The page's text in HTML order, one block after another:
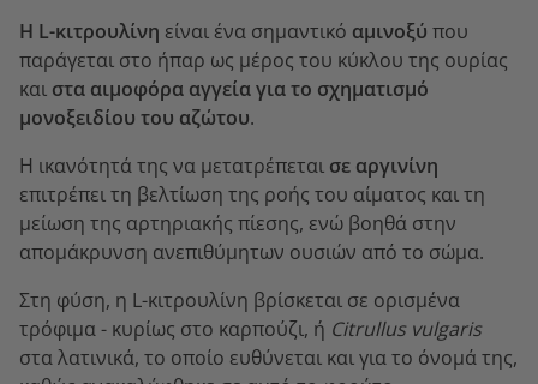
Η L-κιτρουλίνη είναι ένα σημαντικό αμινοξύ που
παράγεται στο ήπαρ ως μέρος του κύκλου της ουρίας
και στα αιμοφόρα αγγεία για το σχηματισμό
μονοξειδίου του αζώτου.
Η ικανότητά της να μετατρέπεται σε αργινίνη
επιτρέπει τη βελτίωση της ροής του αίματος και τη
μείωση της αρτηριακής πίεσης, ενώ βοηθά στην
απομάκρυνση ανεπιθύμητων ουσιών από το σώμα.
Στη φύση, η L-κιτρουλίνη βρίσκεται σε ορισμένα
τρόφιμα - κυρίως στο καρπούζι, ή Citrullus vulgaris
στα λατινικά, το οποίο ευθύνεται και για το όνομά της,